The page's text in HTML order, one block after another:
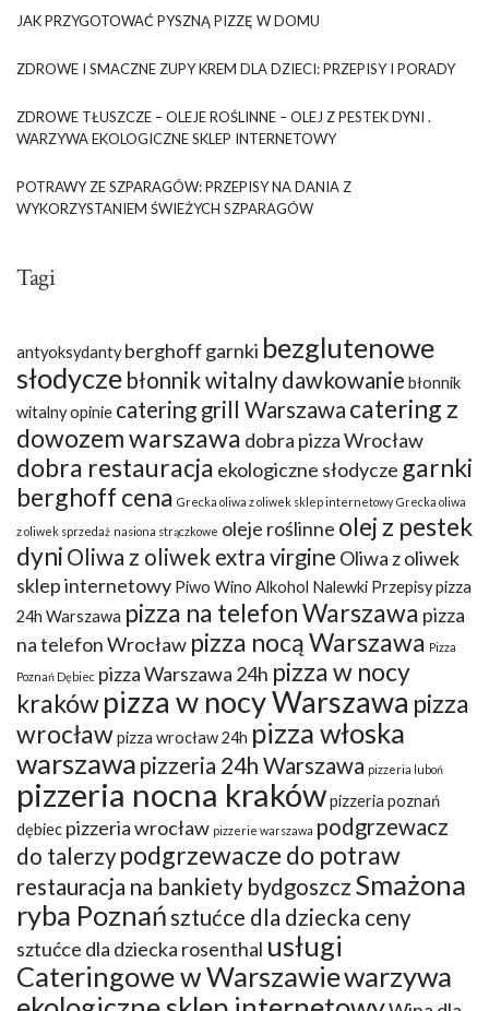
JAK PRZYGOTOWAĆ PYSZNĄ PIZZĘ W DOMU
ZDROWE I SMACZNE ZUPY KREM DLA DZIECI: PRZEPISY I PORADY
ZDROWE TŁUSZCZE – OLEJE ROŚLINNE – OLEJ Z PESTEK DYNI .
WARZYWA EKOLOGICZNE SKLEP INTERNETOWY
POTRAWY ZE SZPARAGÓW: PRZEPISY NA DANIA Z
WYKORZYSTANIEM ŚWIEŻYCH SZPARAGÓW
Tagi
antyoksydanty berghoff garnki bezglutenowe
słodycze błonnik witalny dawkowanie błonnik
witalny opinie catering grill Warszawa catering z
dowozem warszawa dobra pizza Wrocław
dobra restauracja ekologiczne słodycze garnki
berghoff cena Grecka oliwa z oliwek sklep internetowy Grecka oliwa
z oliwek sprzedaż nasiona strączkowe oleje roślinne olej z pestek
dyni Oliwa z oliwek extra virgine Oliwa z oliwek
sklep internetowy Piwo Wino Alkohol Nalewki Przepisypizza
24h Warszawa pizza na telefon Warszawa pizza
na telefon Wrocław pizza nocą Warszawa Pizza
Poznań Dębiec pizza Warszawa 24h pizza w nocy
krakówpizza w nocy Warszawa pizza
wrocławpizza wrocław 24h pizza włoska
warszawa pizzeria 24h Warszawa pizzeria luboń
pizzeria nocna krakówpizzeria poznań
dębiec pizzeria wrocław pizzerie warszawa podgrzewacz
do talerzy podgrzewacze do potraw
restauracja na bankiety bydgoszcz Smażona
ryba Poznań sztućce dla dziecka ceny
sztućce dla dziecka rosenthal usługi
Cateringowe w Warszawiewarzywa